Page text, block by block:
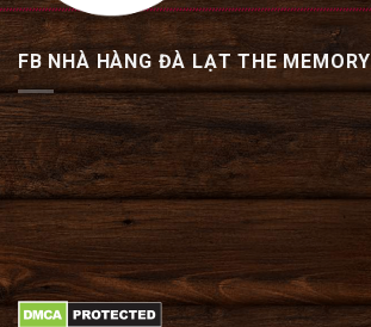
FB NHÀ HÀNG ĐÀ LẠT THE MEMORY